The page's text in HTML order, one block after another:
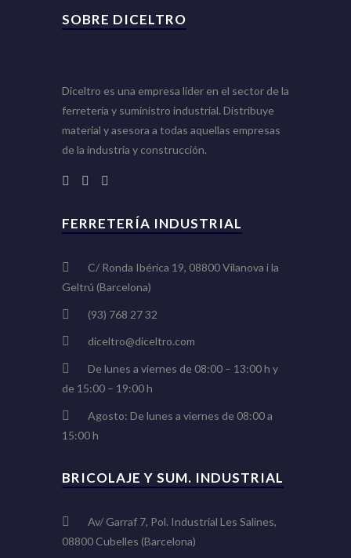
SOBRE DICELTRO
Diceltro es una empresa líder en el sector de la
ferretería y suministro industrial. Distribuye
material y asesora a todas aquellas empresas
de la industria y construcción.
FERRETERÍA INDUSTRIAL
C/ Ronda Ibérica 19, 08800 Vilanova i la
Geltrú (Barcelona)
(93) 768 27 32
diceltro@diceltro.com
De lunes a viernes de 08:00 – 13:00 h y
de 15:00 – 19:00 h
Agosto: De lunes a viernes de 08:00 a
15:00 h
BRICOLAJE Y SUM. INDUSTRIAL
Av/ Garraf 7, Pol. Industrial Les Salines,
08800 Cubelles (Barcelona)